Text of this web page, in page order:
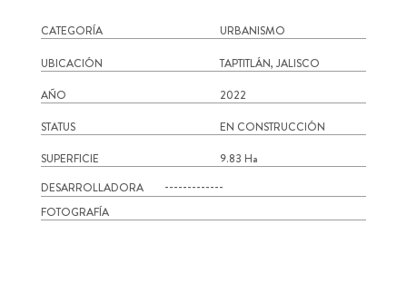
CATEGORÍA
URBANISMO
UBICACIÓN
TAPTITLÁN, JALISCO
AÑO
2022
STATUS
EN CONSTRUCCIÓN
SUPERFICIE
9.83 Ha
DESARROLLADORA
-------------
FOTOGRAFÍA